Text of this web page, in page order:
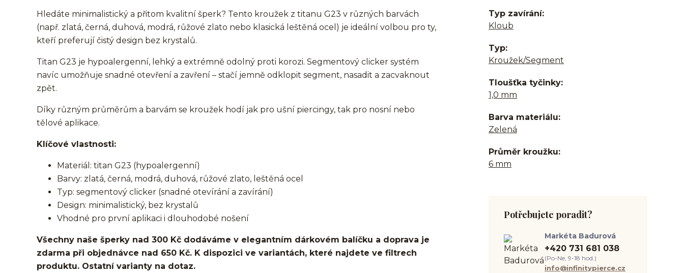
Hledáte minimalistický a přitom kvalitní šperk? Tento kroužek z titanu G23 v různých barvách
(např. zlatá, černá, duhová, modrá, růžové zlato nebo klasická leštěná ocel) je ideální volbou pro ty,
kteří preferují čistý design bez krystalů.
Titan G23 je hypoalergenní, lehký a extrémně odolný proti korozi. Segmentový clicker systém
navíc umožňuje snadné otevření a zavření – stačí jemně odklopit segment, nasadit a zacvaknout
zpět.
Díky různým průměrům a barvám se kroužek hodí jak pro ušní piercingy, tak pro nosní nebo
tělové aplikace.
Klíčové vlastnosti:
Materiál: titan G23 (hypoalergenní)
Barvy: zlatá, černá, modrá, duhová, růžové zlato, leštěná ocel
Typ: segmentový clicker (snadné otevírání a zavírání)
Design: minimalistický, bez krystalů
Vhodné pro první aplikaci i dlouhodobé nošení
Všechny naše šperky nad 300 Kč dodáváme v elegantním dárkovém balíčku a doprava je
zdarma při objednávce nad 650 Kč. K dispozici ve variantách, které najdete ve filtrech
produktu. Ostatní varianty na dotaz.
Typ zavírání
Kloub
Typ
Kroužek/Segment
Tloušťka tyčinky
1,0 mm
Barva materiálu
Zelená
Průměr kroužku
6 mm
Potřebujete poradit?
Markéta Badurová
+420 731 681 038
(Po-Ne, 9-18 hod.)
info@infinitypierce.cz